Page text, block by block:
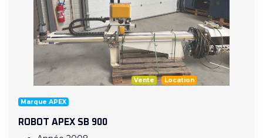
Vente Location
Marque APEX
ROBOT APEX SB 900